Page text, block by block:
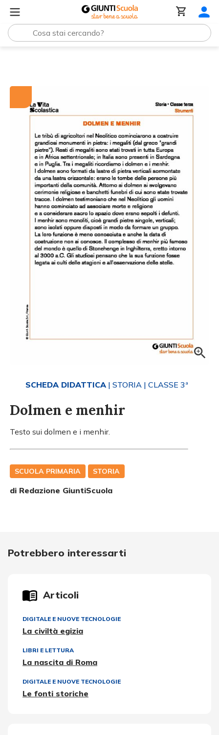
SCHEDA DIDATTICA | STORIA | CLASSE 3ª
Dolmen e menhir
Testo sui dolmen e i menhir.
SCUOLA PRIMARIA STORIA
di Redazione GiuntiScuola
Potrebbero interessarti
Articoli
DIGITALE E NUOVE TECNOLOGIE
La civiltà egizia
LIBRI E LETTURA
La nascita di Roma
DIGITALE E NUOVE TECNOLOGIE
Le fonti storiche